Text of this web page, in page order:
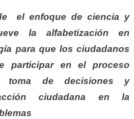
el enfoque de ciencia y
la alfabetización en
para que los ciudadanos
participar en el proceso
toma de decisiones y
ciudadana en la